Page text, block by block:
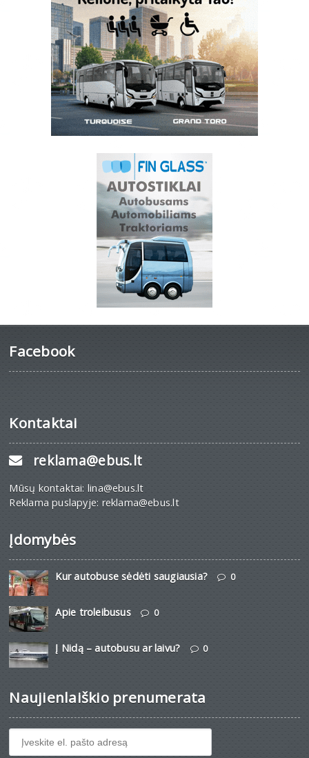
Facebook
Kontaktai
reklama@ebus.lt
Mūsų kontaktai: lina@ebus.lt
Reklama puslapyje: reklama@ebus.lt
Įdomybės
Kur autobuse sėdėti saugiausia? 0
Apie troleibusus 0
Į Nidą – autobusu ar laivu? 0
Naujienlaiškio prenumerata